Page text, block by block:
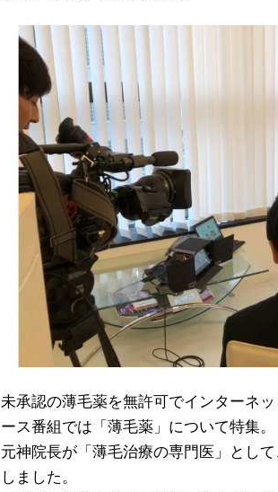
未承認の薄毛薬を無許可でインターネ
ース番組では「薄毛薬」について特集。
元神院長が「薄毛治療の専門医」とし
しました。